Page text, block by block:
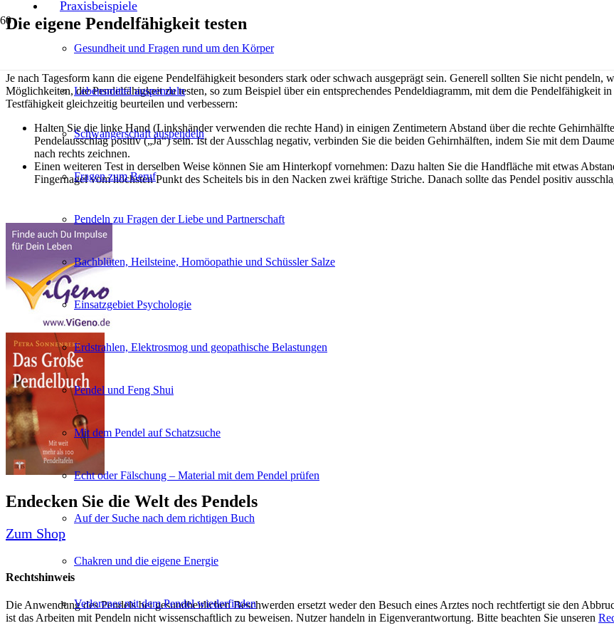
Praxisbeispiele
Gesundheit und Fragen rund um den Körper
Lebensmittel auspendeln
Schwangerschaft auspendeln
Fragen zum Beruf
Pendeln zu Fragen der Liebe und Partnerschaft
Bachblüten, Heilsteine, Homöopathie und Schüssler Salze
Einsatzgebiet Psychologie
Erdstrahlen, Elektrosmog und geopathische Belastungen
Pendel und Feng Shui
Mit dem Pendel auf Schatzsuche
Echt oder Fälschung – Material mit dem Pendel prüfen
Auf der Suche nach dem richtigen Buch
Chakren und die eigene Energie
Verlorenes mit dem Pendel wiederfinden
Die eigene Pendelfähigkeit testen
Je nach Tagesform kann die eigene Pendelfähigkeit besonders stark oder schwach ausgeprägt sein. Generell sollten Sie nicht
Möglichkeiten, die Pendelfähigkeit zu testen, so zum Beispiel über ein entsprechendes Pendeldiagramm, mit dem die Pendelfähigkeit
Testfähigkeit gleichzeitig beurteilen und verbessern:
Halten Sie die linke Hand (Linkshänder verwenden die rechte Hand) in einigen Zentimetern Abstand über die rechte
Pendelausschlag positiv („Ja“) sein. Ist der Ausschlag negativ, verbinden Sie die beiden Gehirnhälften, indem Sie mit dem
nach rechts zeichnen.
Einen weiteren Test in derselben Weise können Sie am Hinterkopf vornehmen: Dazu halten Sie die Handfläche mit etwas
Fingernagel vom höchsten Punkt des Scheitels bis in den Nacken zwei kräftige Striche. Danach sollte das Pendel positiv
Endecken Sie die Welt des Pendels
Zum Shop
Rechtshinweis
Die Anwendung des Pendels bei gesundheitlichen Beschwerden ersetzt weder den Besuch eines Arztes noch rechtfertigt sie den
ist das Arbeiten mit Pendeln nicht wissenschaftlich zu beweisen. Nutzer handeln in Eigenverantwortung. Bitte beachten Sie unseren